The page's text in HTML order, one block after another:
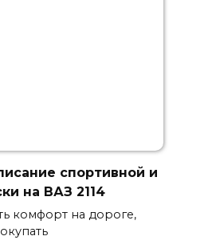
спортивной и
на ВАЗ 2114
комфорт на дороге,